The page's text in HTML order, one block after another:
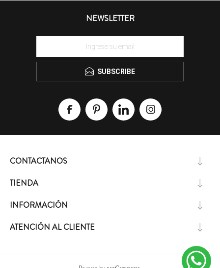
NEWSLETTER
SUBSCRIBE
CONTACTANOS
TIENDA
INFORMACIÓN
ATENCIÓN AL CLIENTE